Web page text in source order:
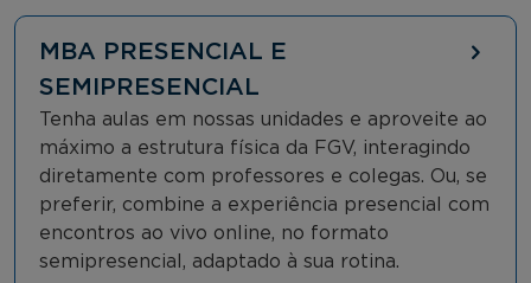
MBA PRESENCIAL E
SEMIPRESENCIAL
Tenha aulas em nossas unidades e aproveite ao
máximo a estrutura física da FGV, interagindo
diretamente com professores e colegas. Ou, se
preferir, combine a experiência presencial com
encontros ao vivo online, no formato
semipresencial, adaptado à sua rotina.